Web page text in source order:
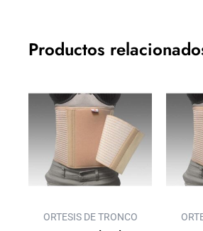
Productos
ORTESIS DE TRONCO